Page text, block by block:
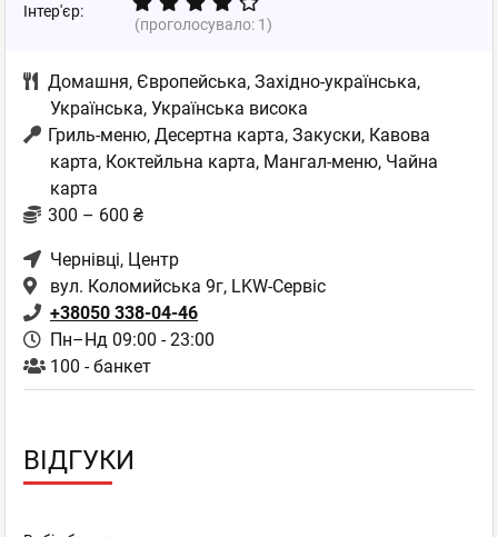
Інтер'єр:
(проголосувало: 1)
Домашня, Європейська, Західно-українська,
Українська, Українська висока
Гриль-меню, Десертна карта, Закуски, Кавова
карта, Коктейльна карта, Мангал-меню, Чайна
карта
300 – 600 ₴
Чернівці, Центр
вул. Коломийська 9г, LKW-Сервіс
+38050 338-04-46
Пн–Нд 09:00 - 23:00
100 - банкет
ВІДГУКИ